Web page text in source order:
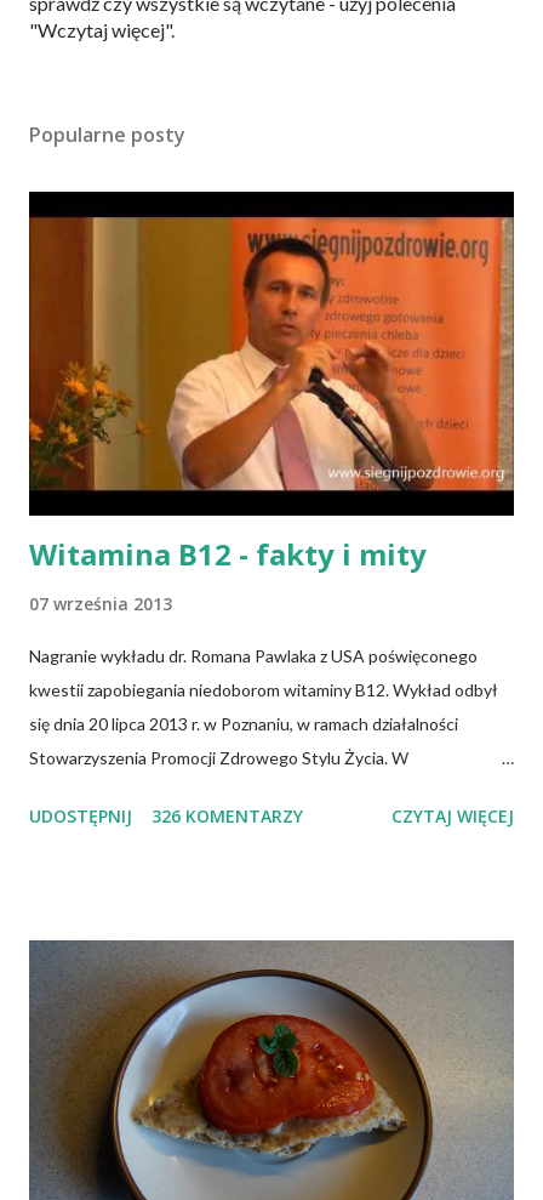
e
j
o
m
"Wczytaj więcej".
Popularne posty
Witamina B12 - fakty i mity
07 września 2013
Nagranie wykładu dr. Romana Pawlaka z USA poświęconego
kwestii zapobiegania niedoborom witaminy B12. Wykład odbył
się dnia 20 lipca 2013 r. w Poznaniu, w ramach działalności
Stowarzyszenia Promocji Zdrowego Stylu Życia. W
posiadamy odnośnie witaminy B12 w świetle aktualnych
weganie (ludzie, którzy nie spożywają mięsa i produktów
pochodzenia zwierzęcego), laktoowowegetarianie (osoby, które
nie spożywają produktów mięsnych, ale włączają do diety
produkty pochodzenia zwierzęcego, takie jak mleko, przetwory
mleczne i jajka), osoby po 50 roku życia, niezależnie od ich diety,
osoby, które poddały się operacji żołądka lub którym wycięto
dolną część jelita cienkiego, a także osoby chorujące na AIDS.
UDOSTĘPNIJ 326 KOMENTARZY CZYTAJ WIĘCEJ